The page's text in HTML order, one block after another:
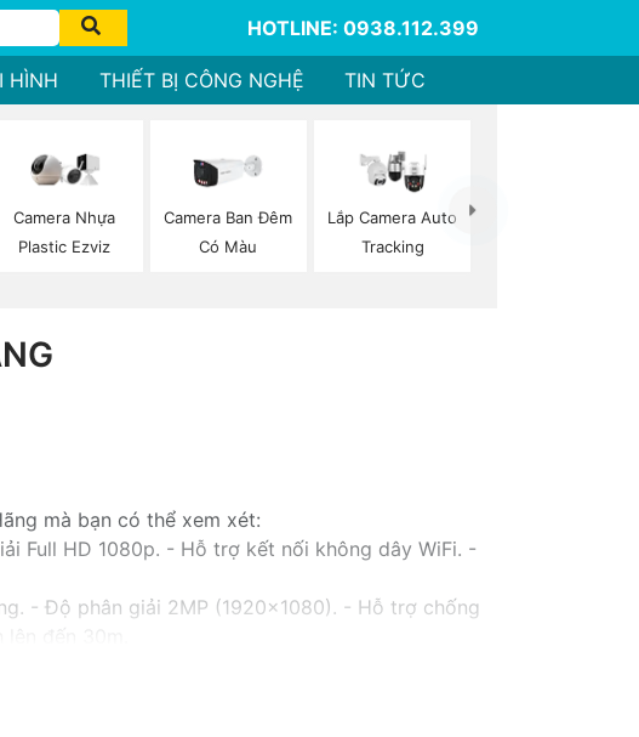
HOTLINE: 0938.112.399
HÌNH THIẾT BỊ CÔNG NGHỆ TIN TỨC
Camera Nhựa
Plastic Ezviz
Camera Ban Đêm
Có Màu
Lắp Camera Auto
Tracking
mà bạn có thể xem xét:
Full HD 1080p. - Hỗ trợ kết nối không dây WiFi. -
- Độ phân giải 2MP (1920x1080). - Hỗ trợ chống
cao. - Lens cố định 3.6mm. - Tầm quan sát hồng
chăng với chất lượng
Bạn có thể tham khảo thêm thông tin chi tiết và mua